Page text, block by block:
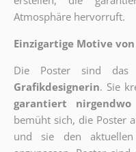
Atmosphäre hervorruft.
Einzigartige Motive
Die Poster sind das
Grafikdesignerin. Sie
garantiert
bemüht sich, die Poster
und sie den aktuellen